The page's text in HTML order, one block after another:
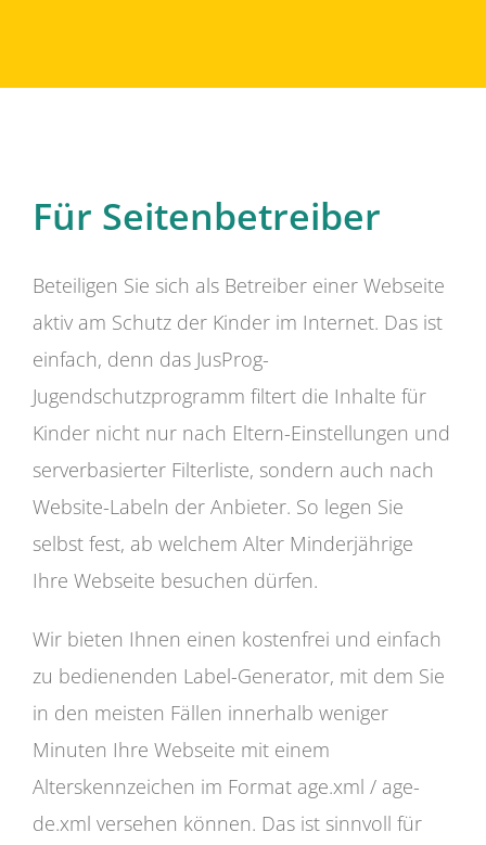
Für Seitenbetreiber
Beteiligen Sie sich als Betreiber einer Webseite
aktiv am Schutz der Kinder im Internet. Das ist
einfach, denn das JusProg-
Jugendschutzprogramm filtert die Inhalte für
Kinder nicht nur nach Eltern-Einstellungen und
serverbasierter Filterliste, sondern auch nach
Website-Labeln der Anbieter. So legen Sie
selbst fest, ab welchem Alter Minderjährige
Ihre Webseite besuchen dürfen.
Wir bieten Ihnen einen kostenfrei und einfach
zu bedienenden Label-Generator, mit dem Sie
in den meisten Fällen innerhalb weniger
Minuten Ihre Webseite mit einem
Alterskennzeichen im Format age.xml / age-
de.xml versehen können. Das ist sinnvoll für